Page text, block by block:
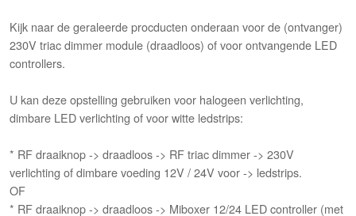
Kijk naar de geraleerde procducten onderaan voor de (ontvanger)
230V triac dimmer module (draadloos) of voor ontvangende LED
controllers.
U kan deze opstelling gebruiken voor halogeen verlichting,
dimbare LED verlichting of voor witte ledstrips:
* RF draaiknop -> draadloos -> RF triac dimmer -> 230V
verlichting of dimbare voeding 12V / 24V voor -> ledstrips.
OF
* RF draaiknop -> draadloos -> Miboxer 12/24 LED controller (met